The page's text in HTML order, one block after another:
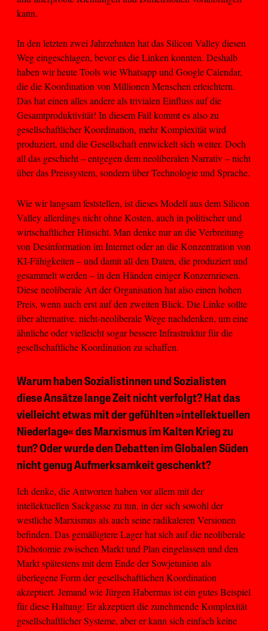
kann.
In den letzten zwei Jahrzehnten hat das Silicon Valley diesen
Weg eingeschlagen, bevor es die Linken konnten. Deshalb
haben wir heute Tools wie Whatsapp und Google Calendar,
die die Koordination von Millionen Menschen erleichtern.
Das hat einen alles andere als trivialen Einfluss auf die
Gesamtproduktivität! In diesem Fall kommt es also zu
gesellschaftlicher Koordination, mehr Komplexität wird
produziert, und die Gesellschaft entwickelt sich weiter. Doch
all das geschieht – entgegen dem neoliberalen Narrativ – nicht
über das Preissystem, sondern über Technologie und Sprache.
Wie wir langsam feststellen, ist dieses Modell aus dem Silicon
Valley allerdings nicht ohne Kosten, auch in politischer und
wirtschaftlicher Hinsicht. Man denke nur an die Verbreitung
von Desinformation im Internet oder an die Konzentration von
KI-Fähigkeiten – und damit all den Daten, die produziert und
gesammelt werden – in den Händen einiger Konzernriesen.
Diese neoliberale Art der Organisation hat also einen hohen
Preis, wenn auch erst auf den zweiten Blick. Die Linke sollte
über alternative, nicht-neoliberale Wege nachdenken, um eine
ähnliche oder vielleicht sogar bessere Infrastruktur für die
gesellschaftliche Koordination zu schaffen.
Warum haben Sozialistinnen und Sozialisten
diese Ansätze lange Zeit nicht verfolgt? Hat das
vielleicht etwas mit der gefühlten »intellektuellen
Niederlage« des Marxismus im Kalten Krieg zu
tun? Oder wurde den Debatten im Globalen Süden
nicht genug Aufmerksamkeit geschenkt?
Ich denke, die Antworten haben vor allem mit der
intellektuellen Sackgasse zu tun, in der sich sowohl der
westliche Marxismus als auch seine radikaleren Versionen
befinden. Das gemäßigtere Lager hat sich auf die neoliberale
Dichotomie zwischen Markt und Plan eingelassen und den
Markt spätestens mit dem Ende der Sowjetunion als
überlegene Form der gesellschaftlichen Koordination
akzeptiert. Jemand wie Jürgen Habermas ist ein gutes Beispiel
für diese Haltung: Er akzeptiert die zunehmende Komplexität
gesellschaftlicher Systeme, aber er kann sich einfach keine